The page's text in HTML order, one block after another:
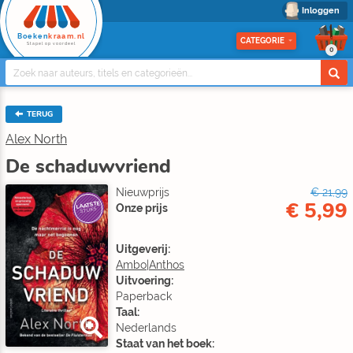
Inloggen
Boeken kraam.nl
Stapel op voordeel CATEGORIE
0
TERUG
Alex North
De schaduwvriend
LAATSTE
STUKS
Nieuwprijs
€ 21,99
Onze prijs
€ 5,99
Uitgeverij:
Ambo|Anthos
Uitvoering:
Paperback
Taal:
Nederlands
Staat van het boek: